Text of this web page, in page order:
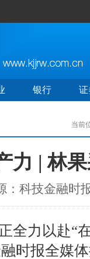
银行 证
当前
力 | 林
：科技金融时
全力以赴“
时报全媒